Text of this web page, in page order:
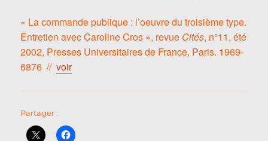
« La commande publique : l’oeuvre du troisième type.
Entretien avec Caroline Cros », revue Cités, n°11, été
2002, Presses Universitaires de France, Paris. 1969-
6876 //voir
Partager :